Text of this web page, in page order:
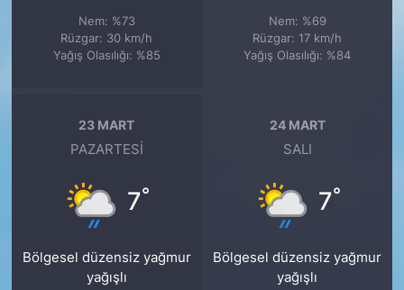
Nem: %73
Rüzgar: 30 km/h
Yağış Olasılığı: %85
Nem: %69
Rüzgar: 17 km/h
Yağış Olasılığı: %84
23 MART
PAZARTESI
7°
Bölgesel düzensiz yağmur
yağışlı
24 MART
SALI
7°
Bölgesel düzensiz yağmur
yağışlı